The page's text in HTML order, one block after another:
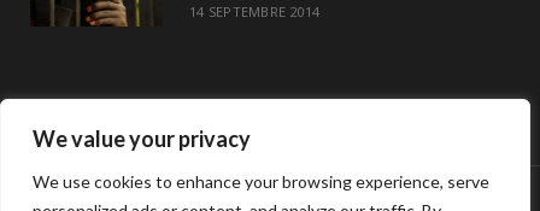
We value your privacy
We use cookies to enhance your browsing experience, serve
14 SEPTEMBRE 2014